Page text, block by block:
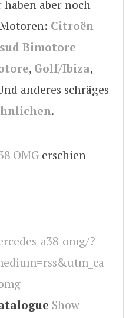
aber noch
Citroën
Bimotore
, Golf/Ibiza,
anderes schräges
.
OMG erschien
a38-omg/?
Show